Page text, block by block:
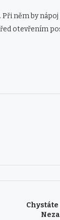
něm by
otevřením